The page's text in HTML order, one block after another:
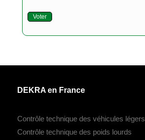
Voter
DEKRA en France
Contrôle technique des véhicules légers
Contrôle technique des poids lourds